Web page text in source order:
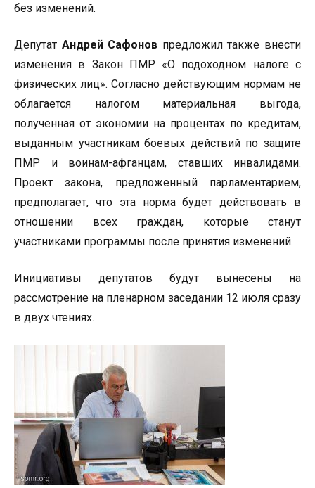
без изменений.
Депутат Андрей Сафонов предложил также внести
изменения в Закон ПМР «О подоходном налоге с
физических лиц». Согласно действующим нормам не
облагается налогом материальная выгода,
полученная от экономии на процентах по кредитам,
выданным участникам боевых действий по защите
ПМР и воинам-афганцам, ставших инвалидами.
Проект закона, предложенный парламентарием,
предполагает, что эта норма будет действовать в
отношении всех граждан, которые станут
участниками программы после принятия изменений.
Инициативы депутатов будут вынесены на
рассмотрение на пленарном заседании 12 июля сразу
в двух чтениях.